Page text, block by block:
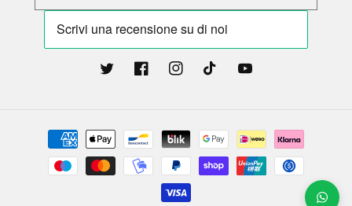
TwitterFacebookInstagramTikTok YouTube
Metodi
pagamento